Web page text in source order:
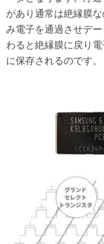
があり通常は絶縁膜
み電子を通過させデ
わると絶縁膜に戻り
に保存されるのです。